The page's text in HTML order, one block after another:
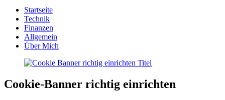
Startseite
Technik
Finanzen
Allgemein
Über Mich
Cookie-Banner richtig einrichten